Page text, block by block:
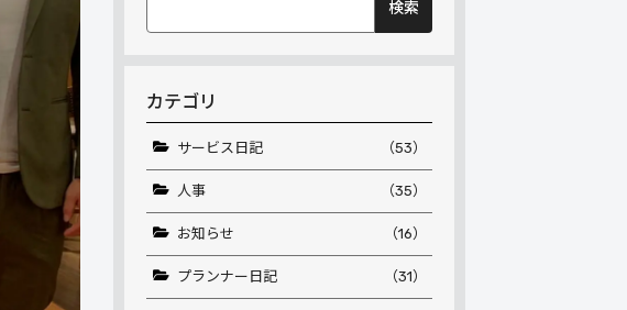
索:
カテゴリ
サービス日記 （53）
人事 （35）
お知らせ （16）
プランナー日記 （31）